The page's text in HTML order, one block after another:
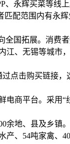
永辉买菜等线
配范围内有永
国拓展。消费
、无锡等城市，
点击购买链接
商平台。采用
余地、县及乡镇。
、54吨家禽、